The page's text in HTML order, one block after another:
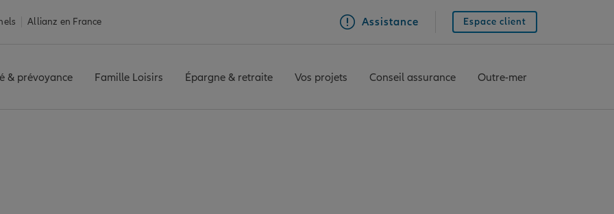
Allianz en France Assistance Espace client
& prévoyance Famille Loisirs Épargne & retraite Vos projets Conseil assurance Outre-mer